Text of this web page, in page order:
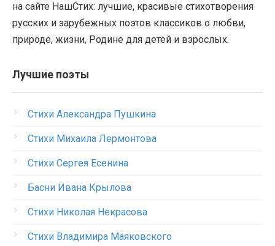
на сайте НашСтих: лучшие, красивые стихотворения
русских и зарубежных поэтов классиков о любви,
природе, жизни, Родине для детей и взрослых.
Лучшие поэты
Стихи Александра Пушкина
Стихи Михаила Лермонтова
Стихи Сергея Есенина
Басни Ивана Крылова
Стихи Николая Некрасова
Стихи Владимира Маяковского